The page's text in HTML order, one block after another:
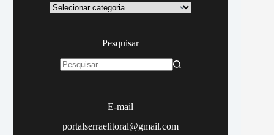
Categoria
Pesquisar
E-mail
portalserraelitoral@gmail.com